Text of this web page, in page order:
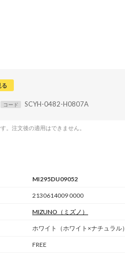
る
コード SCYH-0482-H0807A
。注文後の適用はできません。
MI295DU09052
2130614009 0000
MIZUNO （ミズノ）
ホワイト（ホワイト×ナチュラル）
FREE